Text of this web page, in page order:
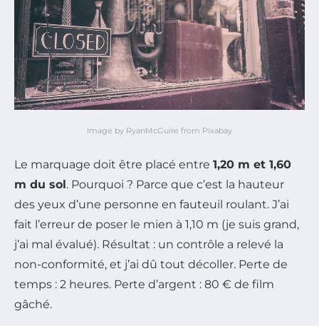
Image by RyanMcGuire from Pixabay
Le marquage doit être placé entre 1,20 m et 1,60
m du sol. Pourquoi ? Parce que c’est la hauteur
des yeux d’une personne en fauteuil roulant. J’ai
fait l’erreur de poser le mien à 1,10 m (je suis grand,
j’ai mal évalué). Résultat : un contrôle a relevé la
non-conformité, et j’ai dû tout décoller. Perte de
temps : 2 heures. Perte d’argent : 80 € de film
gâché.